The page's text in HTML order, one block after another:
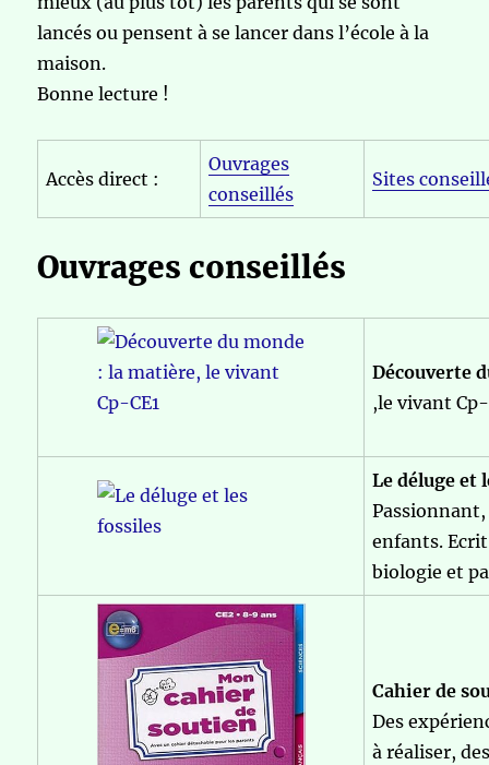
lancés ou pensent à se lancer dans l’école à la
maison.
Bonne lecture !
Accès direct :
Ouvrages
conseillés
Sites
Ouvrages conseillés
Découverte
,le vivant Cp-
Le déluge et
enfants.
biologie et
Cahier de
Des
à réaliser,